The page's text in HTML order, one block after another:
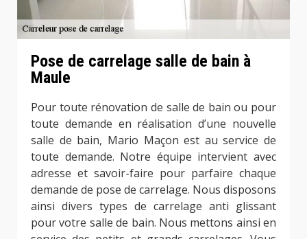
Pose de carrelage salle de bain à
Maule
Pour toute rénovation de salle de bain ou pour
toute demande en réalisation d’une nouvelle
salle de bain, Mario Maçon est au service de
toute demande. Notre équipe intervient avec
adresse et savoir-faire pour parfaire chaque
demande de pose de carrelage. Nous disposons
ainsi divers types de carrelage anti glissant
pour votre salle de bain. Nous mettons ainsi en